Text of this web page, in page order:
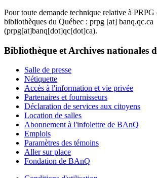
Pour toute demande technique relative à PRPG
bibliothèques du Québec : prpg [at] banq.qc.ca
(prpg[at]banq[dot]qc[dot]ca).
Bibliothèque et Archives nationales
Salle de presse
Nétiquette
Accès à l'information et vie privée
Partenaires et fournisseurs
Déclaration de services aux citoyens
Location de salles
Abonnement à l'infolettre de BAnQ
Emplois
Paramètres des témoins
Aller sur place
Fondation de BAnQ